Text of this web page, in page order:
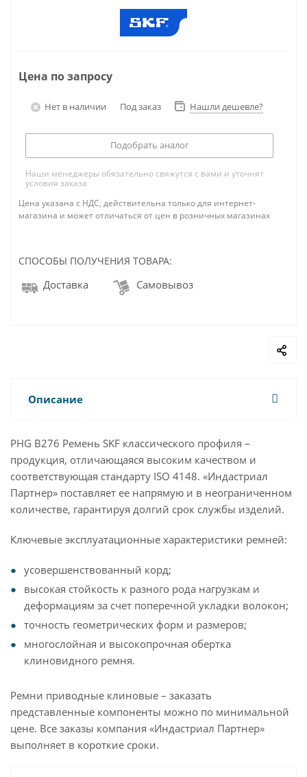
Цена по запросу
Нет в наличии Под заказ Нашли дешевле?
Подобрать аналог
Наши менеджеры обязательно свяжутся с вами и уточнят
условия заказа
Цена указана с НДС, действительна только для интернет-
магазина и может отличаться от цен в розничных магазинах
СПОСОБЫ ПОЛУЧЕНИЯ ТОВАРА:
Доставка Самовывоз
Описание
PHG B276 Ремень SKF классического профиля –
продукция, отличающаяся высоким качеством и
соответствующая стандарту ISO 4148. «Индастриал
Партнер» поставляет ее напрямую и в неограниченном
количестве, гарантируя долгий срок службы изделий.
Ключевые эксплуатационные характеристики ремней:
усовершенствованный корд;
высокая стойкость к разного рода нагрузкам и
деформациям за счет поперечной укладки волокон;
точность геометрических форм и размеров;
многослойная и высокопрочная обертка
клиновидного ремня.
Ремни приводные клиновые – заказать
представленные компоненты можно по минимальной
цене. Все заказы компания «Индастриал Партнер»
выполняет в короткие сроки.